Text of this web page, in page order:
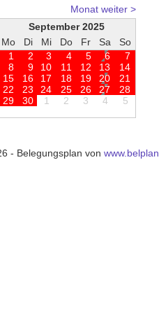
Monat weiter >
September 2025
Mo
Di Mi Do Fr Sa
So
1
2 3 4 5 6
7
8
9 10 1 1 1 2 13 14
15 16 17 18 19 20 21
22 23 24 25 26 27 28
29 30 1 2 3 4 5
- Belegungsplan von